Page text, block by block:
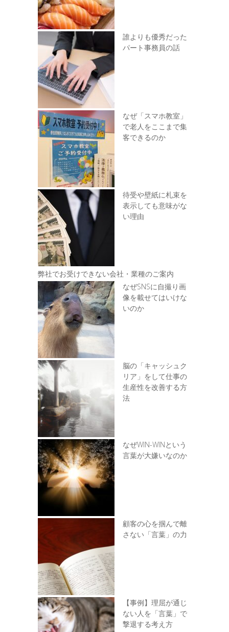
誰よりも優秀だった
パート事務員の話
なぜ「スマホ教室」
で老人をここまで集
客できるのか
待受や壁紙に札束を
表示しても意味がな
い理由
弊社でお受けできない会社・業種のご案内
なぜSNSに自撮り画
像を載せてはいけな
いのか
脳の「キャッシュク
リア」をして仕事の
生産性を改善する方
法
なぜWIN-WINという
言葉が大嫌いなのか
顧客の心を掴んで離
さない「言葉」の力
【事例】理屈が通じ
ない人を「言葉」で
撃退する考え方